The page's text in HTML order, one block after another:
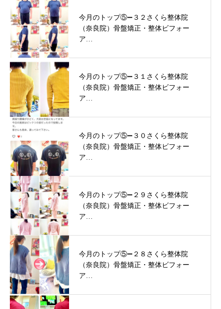
今月のトップ⑤➖３２さくら整体院
（奈良院）骨盤矯正・整体ビフォー
ア…
今月のトップ⑤➖３１さくら整体院
（奈良院）骨盤矯正・整体ビフォー
ア…
今月のトップ⑤➖３０さくら整体院
（奈良院）骨盤矯正・整体ビフォー
ア…
今月のトップ⑤➖２９さくら整体院
（奈良院）骨盤矯正・整体ビフォー
ア…
今月のトップ⑤➖２８さくら整体院
（奈良院）骨盤矯正・整体ビフォー
ア…